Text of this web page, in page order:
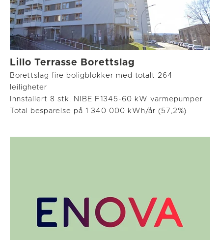
Lillo Terrasse Borettslag
Borettslag fire boligblokker med totalt 264
leiligheter
Innstallert 8 stk. NIBE F1345-60 kW varmepumper
Total besparelse på 1 340 000 kWh/år (57,2%)